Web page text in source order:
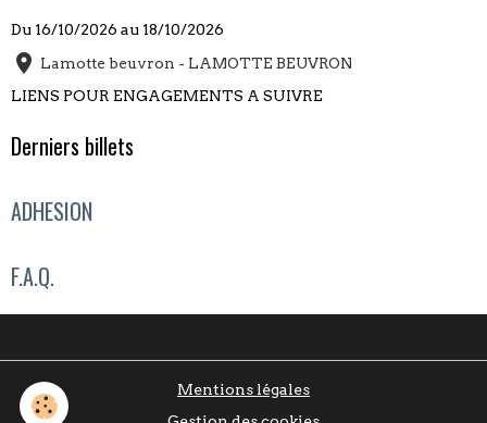
Du 16/10/2026 au 18/10/2026
Lamotte beuvron - LAMOTTE BEUVRON
LIENS POUR ENGAGEMENTS A SUIVRE
Derniers billets
ADHESION
F.A.Q.
Mentions légales